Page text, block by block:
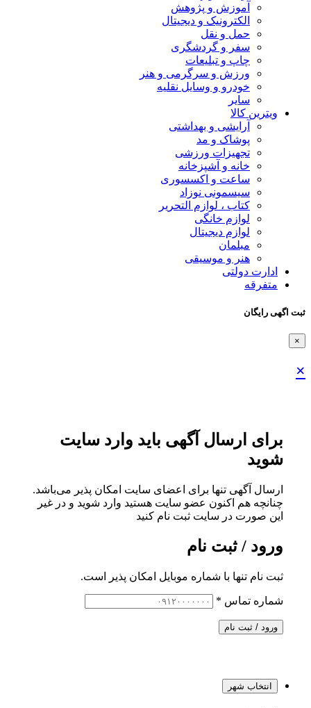
آموزش و پژوهش
الکترونیک و دیجیتال
حمل و نقل
سفر و گردشگری
چاپ و تبلیعات
ورزش و سرگرمی و هنر
خودرو و وسایل نقلیه
سایر
ویترین کالا
آرایشی و بهداشتی
پوشاک و مد
تجهیزات ورزشی
خانه و آشپزخانه
ساعت و اکسسوری
سیسمونی نوزاد
کتاب ، لوازم التحریر
لوازم خانگی
لوازم دیجیتال
مبلمان
هنر و موسیقی
ادارت دولتی
متفرقه
ثبت اگهی رایگان
×
×
برای ارسال آگهی باید وارد سایت
شوید
ارسال آگهی تنها برای اعضای سایت امکان پذیر می‌باشد.
چنانچه هم‌ اکنون عضو سایت هستید وارد شوید و در غیر
این صورت در سایت ثبت نام کنید
ورود / ثبت نام
ثبت نام تنها با شماره موبایل امکان پذیر است.
شماره تماس *
ورود / ثبت نام
انتخاب شهر